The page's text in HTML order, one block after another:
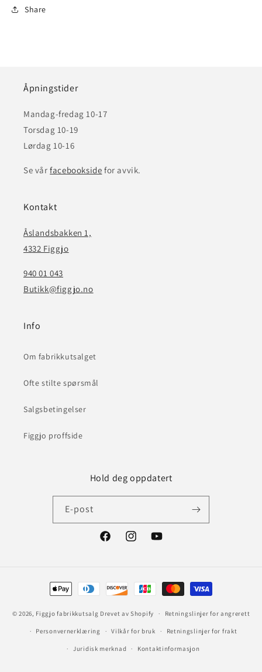
Share
Åpningstider
Mandag-fredag 10-17
Torsdag 10-19
Lørdag 10-16
Se vårfacebookside for avvik.
Kontakt
Åslandsbakken 1,
4332 Figgjo
940 01 043
Butikk@figgjo.no
Info
Om fabrikkutsalget
Ofte stilte spørsmål
Salgsbetingelser
Figgjo proffside
Hold deg oppdatert
E-post
FacebookInstagramYouTube
Betalingsmåter
© 2026, Figgjo fabrikkutsalg Drevet av Shopify Retningslinjer for angrerett
Personvernerklæring Vilkår for bruk Retningslinjer for frakt
Juridisk merknad Kontaktinformasjon